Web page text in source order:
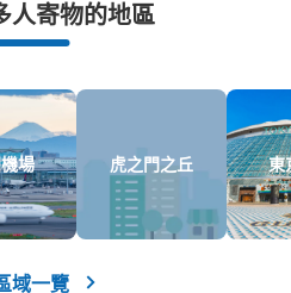
偷等狀況時安心有保障
人寄物的地區
場 虎之門之丘 東
域一覽